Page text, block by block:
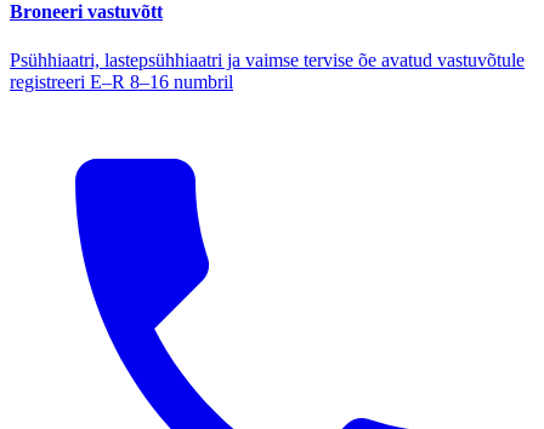
Broneeri vastuvõtt
Psühhiaatri, lastepsühhiaatri ja vaimse tervise õe avatud vastuvõtule
registreeri E–R 8–16 numbril